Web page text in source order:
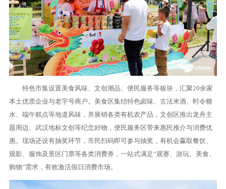
特色市集设置美食风味、文创潮品、便民服务等板块，汇聚20余家
本土优质企业与老字号商户。美食区集结特色卤味、古法米酒、时令糖
水、端午糕点等地道风味，并展销各类有机农产品，文创区推出龙舟主
题周边、武汉地标文创等纪念好物，便民服务区带来惠民推介与消费优
惠。现场还设有抽奖环节，市民扫码即可参与抽奖，有机会赢取餐饮、
观影、服饰及景区门票等各类消费券，一站式满足“观赛、游玩、美食、
购物”需求，有效激活假日消费市场。